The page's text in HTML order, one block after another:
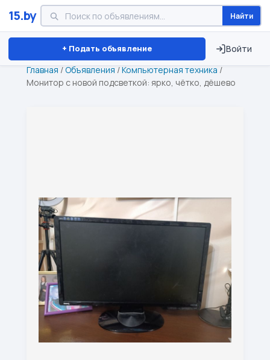
15.by Найти
+ Подать объявление Войти
Минск Витебск Брест ⏱ ТОЛЬКО 15 ДНЕЙ
Главная /Объявления /Компьютерная техника /
Монитор с новой подсветкой: ярко, чётко, дёшево